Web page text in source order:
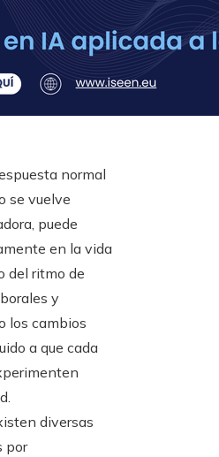
normal
se vuelve
puede
en la vida
del ritmo de
y
los cambios
a que cada
diversas
por